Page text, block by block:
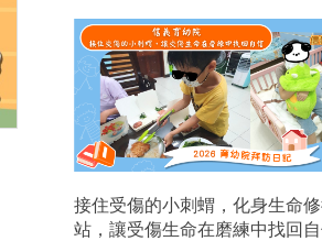
接住受傷的小刺蝟，化身生命修
站，讓受傷生命在磨練中找回自